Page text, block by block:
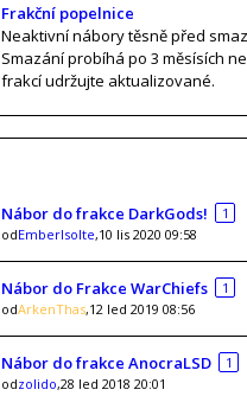
Frakční popelnice
Neaktivní nábory těsně před
Smazání probíhá po 3 měsísích
frakcí udržujte aktualizované.
Nábor do frakce DarkGods! 1
odEmberIsolte,10 lis 2020 09:58
Nábor do Frakce WarChiefs 1
odArkenThas,12 led 2019 08:56
Nábor do frakce AnocraLSD 1
odzolido,28 led 2018 20:01